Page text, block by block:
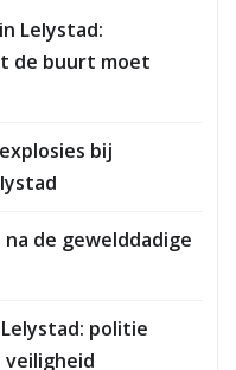
Lelystad:
de buurt moet
bij
de gewelddadige
politie